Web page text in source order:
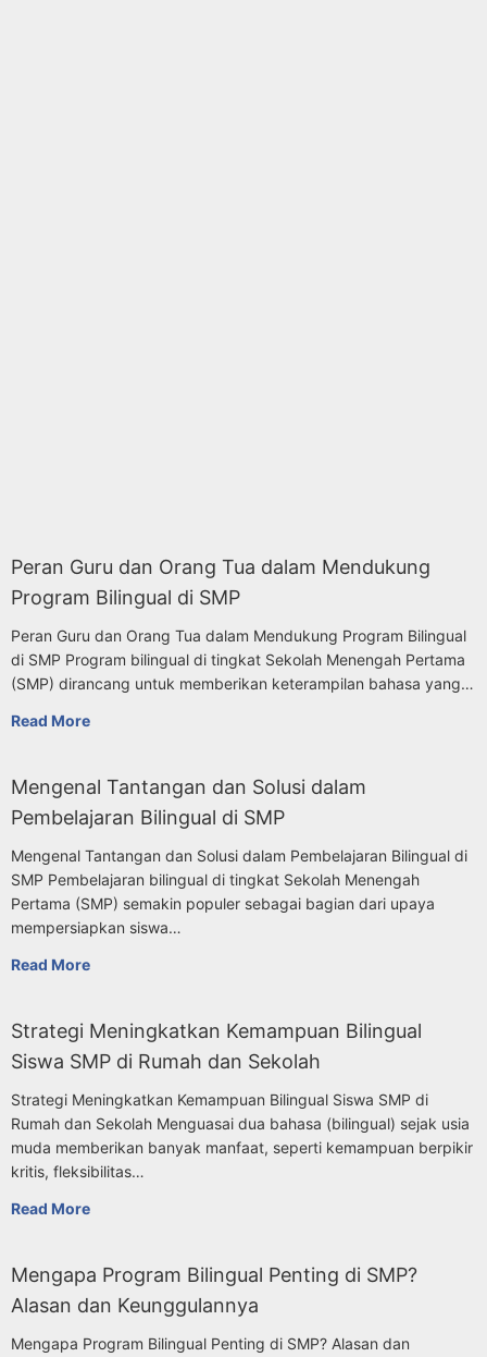
Peran Guru dan Orang Tua dalam Mendukung
Program Bilingual di SMP
Peran Guru dan Orang Tua dalam Mendukung Program Bilingual
di SMP Program bilingual di tingkat Sekolah Menengah Pertama
(SMP) dirancang untuk memberikan keterampilan bahasa yang…
Read More
Mengenal Tantangan dan Solusi dalam
Pembelajaran Bilingual di SMP
Mengenal Tantangan dan Solusi dalam Pembelajaran Bilingual di
SMP Pembelajaran bilingual di tingkat Sekolah Menengah
Pertama (SMP) semakin populer sebagai bagian dari upaya
mempersiapkan siswa…
Read More
Strategi Meningkatkan Kemampuan Bilingual
Siswa SMP di Rumah dan Sekolah
Strategi Meningkatkan Kemampuan Bilingual Siswa SMP di
Rumah dan Sekolah Menguasai dua bahasa (bilingual) sejak usia
muda memberikan banyak manfaat, seperti kemampuan berpikir
kritis, fleksibilitas…
Read More
Mengapa Program Bilingual Penting di SMP?
Alasan dan Keunggulannya
Mengapa Program Bilingual Penting di SMP? Alasan dan